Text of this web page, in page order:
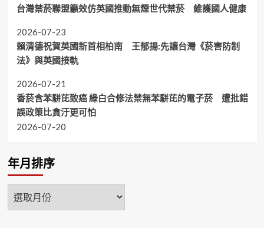
台灣禁菸聯盟籲效仿英國推動無煙世代禁菸 維護國人健康
2026-07-23
賴清德祝賀英國新首相柏南 王郁揚:先讓台灣《菸害防制
法》與英國接軌
2026-07-21
香菸含苯駢芘致癌 綠白合修法禁無苯駢芘的電子菸 遭批錯
誤政策比貪汙更可怕
2026-07-20
年月排序
年
月